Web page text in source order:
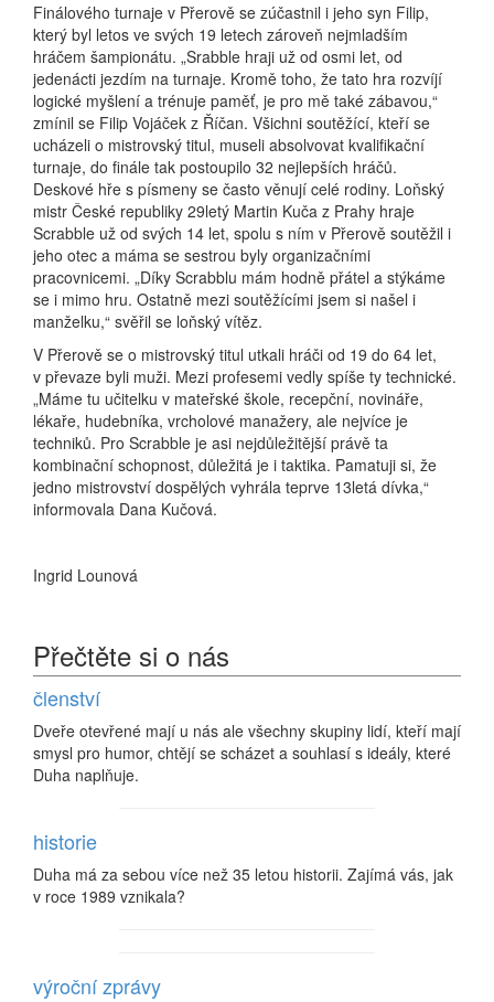
Finálového turnaje v Přerově se zúčastnil i jeho syn Filip,
který byl letos ve svých 19 letech zároveň nejmladším
hráčem šampionátu. „Srabble hraji už od osmi let, od
jedenácti jezdím na turnaje. Kromě toho, že tato hra rozvíjí
logické myšlení a trénuje paměť, je pro mě také zábavou,“
zmínil se Filip Vojáček z Říčan. Všichni soutěžící, kteří se
ucházeli o mistrovský titul, museli absolvovat kvalifikační
turnaje, do finále tak postoupilo 32 nejlepších hráčů.
Deskové hře s písmeny se často věnují celé rodiny. Loňský
mistr České republiky 29letý Martin Kuča z Prahy hraje
Scrabble už od svých 14 let, spolu s ním v Přerově soutěžil i
jeho otec a máma se sestrou byly organizačními
pracovnicemi. „Díky Scrabblu mám hodně přátel a stýkáme
se i mimo hru. Ostatně mezi soutěžícími jsem si našel i
manželku,“ svěřil se loňský vítěz.
V Přerově se o mistrovský titul utkali hráči od 19 do 64 let,
v převaze byli muži. Mezi profesemi vedly spíše ty technické.
„Máme tu učitelku v mateřské škole, recepční, novináře,
lékaře, hudebníka, vrcholové manažery, ale nejvíce je
techniků. Pro Scrabble je asi nejdůležitější právě ta
kombinační schopnost, důležitá je i taktika. Pamatuji si, že
jedno mistrovství dospělých vyhrála teprve 13letá dívka,“
informovala Dana Kučová.
Ingrid Lounová
Přečtěte si o nás
členství
Dveře otevřené mají u nás ale všechny skupiny lidí, kteří mají
smysl pro humor, chtějí se scházet a souhlasí s ideály, které
Duha naplňuje.
historie
Duha má za sebou více než 35 letou historii. Zajímá vás, jak
v roce 1989 vznikala?
výroční zprávy